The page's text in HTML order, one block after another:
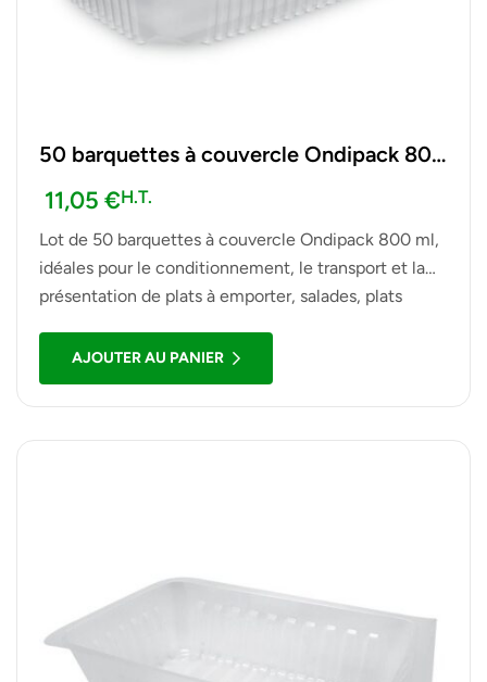
50 barquettes à couvercle Ondipack 800
ml
11,05 €H.T.
Lot de 50 barquettes à couvercle Ondipack 800 ml,
idéales pour le conditionnement, le transport et la
présentation de plats à emporter, salades, plats
AJOUTER AU PANIER